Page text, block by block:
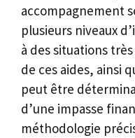
accompagnement
plusieurs niveaux
à des situations
de ces aides, ainsi
peut être
d’une impasse
méthodologie